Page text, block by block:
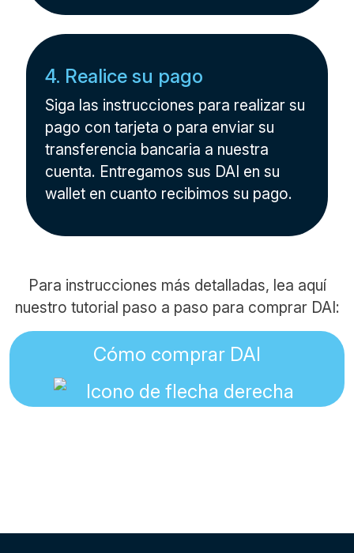
4. Realice su pago
Siga las instrucciones para realizar su
pago con tarjeta o para enviar su
transferencia bancaria a nuestra
cuenta. Entregamos sus DAI en su
wallet en cuanto recibimos su pago.
Para instrucciones más detalladas, lea aquí
nuestro tutorial paso a paso para comprar DAI:
Cómo comprar DAI